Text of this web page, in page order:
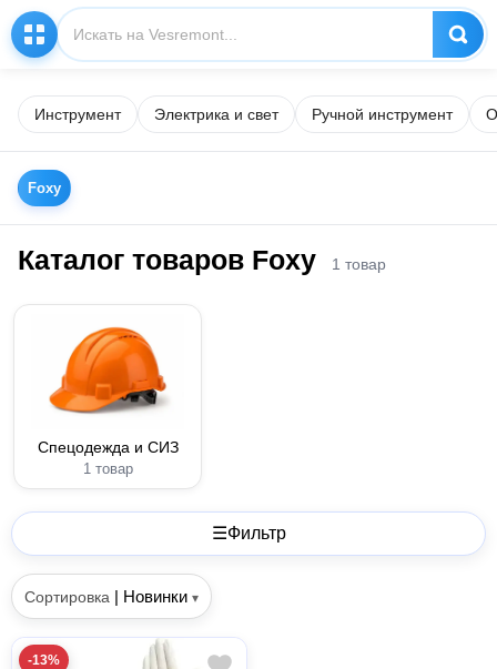
Инструмент Электрика и свет Ручной инструмент
Foxy
Каталог товаров Foxy 1 товар
Спецодежда и СИЗ
1 товар
☰Фильтр
Сортировка | Новинки ▾
-13%